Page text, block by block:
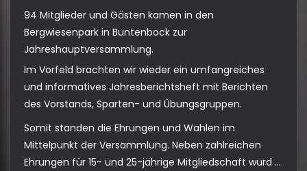
94 Mitglieder und Gästen kamen in den
Bergwiesenpark in Buntenbock zur
Jahreshauptversammlung.
Im Vorfeld brachten wir wieder ein umfangreiches
und informatives Jahresberichtsheft mit Berichten
des Vorstands, Sparten- und Übungsgruppen.
Somit standen die Ehrungen und Wahlen im
Mittelpunkt der Versammlung. Neben zahlreichen
Ehrungen für 15- und 25-jährige Mitgliedschaft wurd ...